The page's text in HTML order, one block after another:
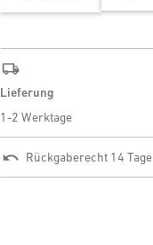
Lieferung
1-2 Werktage
Rückgaberecht 14 Tage